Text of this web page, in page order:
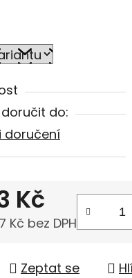
do:
doručení
Kč
Kč bez DPH
Zeptat se